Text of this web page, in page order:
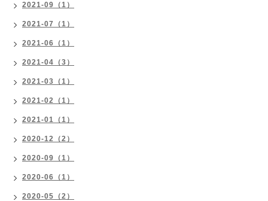
2021-09（1）
2021-07（1）
2021-06（1）
2021-04（3）
2021-03（1）
2021-02（1）
2021-01（1）
2020-12（2）
2020-09（1）
2020-06（1）
2020-05（2）